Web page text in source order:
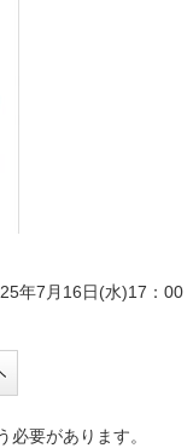
7月16日(水)17：00
要があります。